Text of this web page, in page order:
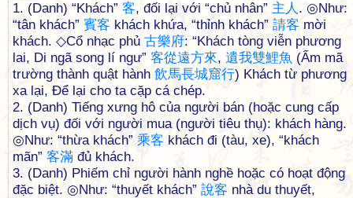
1. (Danh) “Khách” 客, đối lại với “chủ nhân” 主 人 . ◎Như:
“tân khách” 賓客 khách khứa, “thỉnh khách” 請客 mời
khách. ◇Cổ nhạc phủ 古樂府: “Khách tòng viễn phương
lai, Di ngã song lí ngư” 客從遠方來, 遺我雙鯉魚 (Ẩm mã
trường thành quật hành 飲馬長城窟行) Khách từ phương
xa lại, Để lại cho ta cặp cá chép.
2. (Danh) Tiếng xưng hô của người bán (hoặc cung cấp
dịch vụ) đối với người mua (người tiêu thụ): khách hàng.
◎Như: “thừa khách” 乘客 khách đi (tàu, xe), “khách
mãn” 客滿 đủ khách.
3. (Danh) Phiếm chỉ người hành nghề hoặc có hoạt động
đặc biệt. ◎Như: “thuyết khách” 說客 nhà du thuyết,